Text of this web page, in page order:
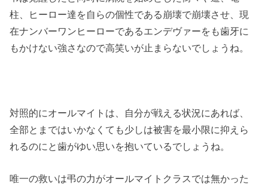
柱、ヒーロー達を自らの個性である崩壊で崩壊させ、現
在ナンバーワンヒーローであるエンデヴァーをも歯牙に
もかけない強さなので高笑いが止まらないでしょうね。
対照的にオールマイトは、自分が戦える状況にあれば、
全部とまではいかなくても少しは被害を最小限に抑えら
れるのにと歯がゆい思いを抱いているでしょうね。
唯一の救いは弔の力がオールマイトクラスでは無かった